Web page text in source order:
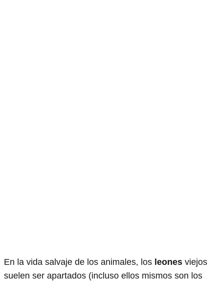
En la vida salvaje de los animales, los leones viejos
suelen ser apartados (incluso ellos mismos son los